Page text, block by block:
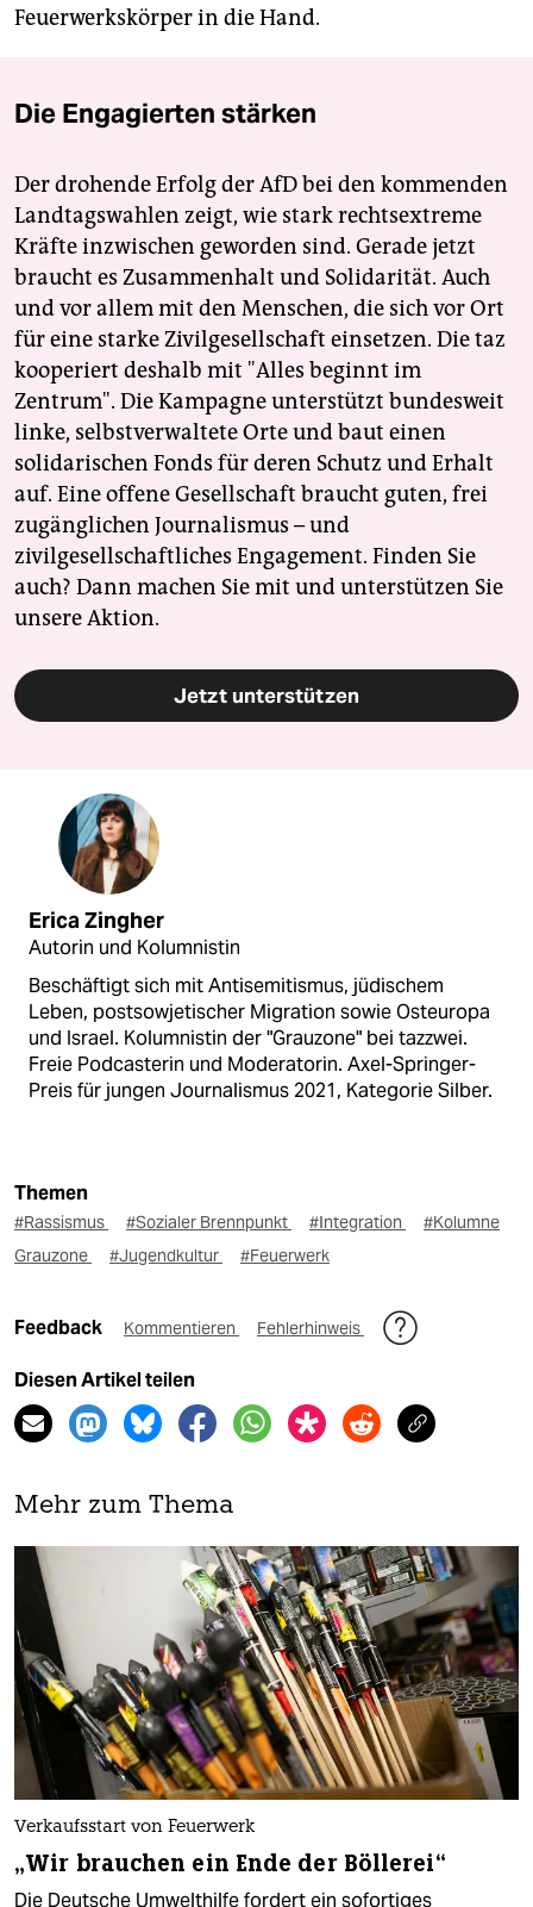
Feuerwerkskörper in die Hand.
Die Engagierten stärken
Der drohende Erfolg der AfD bei den kommenden
Landtagswahlen zeigt, wie stark rechtsextreme
Kräfte inzwischen geworden sind. Gerade jetzt
braucht es Zusammenhalt und Solidarität. Auch
und vor allem mit den Menschen, die sich vor Ort
für eine starke Zivilgesellschaft einsetzen. Die taz
kooperiert deshalb mit "Alles beginnt im
Zentrum". Die Kampagne unterstützt bundesweit
linke, selbstverwaltete Orte und baut einen
solidarischen Fonds für deren Schutz und Erhalt
auf. Eine offene Gesellschaft braucht guten, frei
zugänglichen Journalismus – und
zivilgesellschaftliches Engagement. Finden Sie
auch? Dann machen Sie mit und unterstützen Sie
unsere Aktion.
Jetzt unterstützen
Erica Zingher
Autorin und Kolumnistin
Beschäftigt sich mit Antisemitismus, jüdischem
Leben, postsowjetischer Migration sowie Osteuropa
und Israel. Kolumnistin der "Grauzone" bei tazzwei.
Freie Podcasterin und Moderatorin. Axel-Springer-
Preis für jungen Journalismus 2021, Kategorie Silber.
Themen
#Rassismus #Sozialer Brennpunkt #Integration
#Kolumne
Grauzone
#Jugendkultur #Feuerwerk
Feedback Kommentieren Fehlerhinweis
Diesen Artikel teilen
Mehr zum Thema
Verkaufsstart von Feuerwerk
„Wir brauchen ein Ende der Böllerei“
Die Deutsche Umwelthilfe fordert ein sofortiges